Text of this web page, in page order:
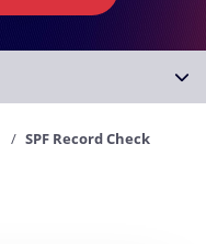
SPF Record Check